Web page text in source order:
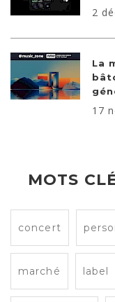
2
La
17
MOTS
concert
marché label